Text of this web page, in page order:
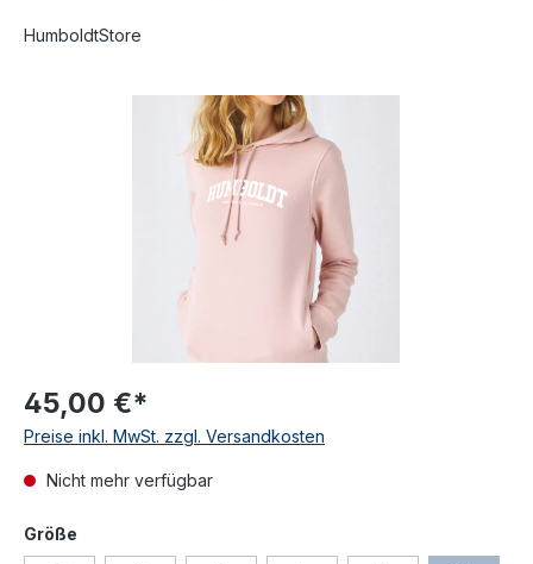
HumboldtStore
Bildergalerie überspringen
45,00 €*
Preise inkl. MwSt. zzgl. Versandkosten
Nicht mehr verfügbar
Größe